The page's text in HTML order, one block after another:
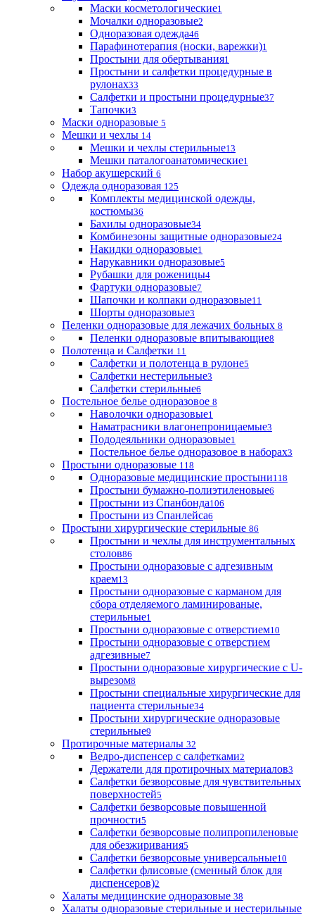
Маски косметологические1
Мочалки одноразовые2
Одноразовая одежда46
Парафинотерапия (носки, варежки)1
Простыни для обертывания1
Простыни и салфетки процедурные в
рулонах33
Салфетки и простыни процедурные37
Тапочки3
Маски одноразовые 5
Мешки и чехлы 14
Мешки и чехлы стерильные13
Мешки паталогоанатомические1
Набор акушерский 6
Одежда одноразовая 125
Комплекты медицинской одежды,
костюмы36
Бахилы одноразовые34
Комбинезоны защитные одноразовые24
Накидки одноразовые1
Нарукавники одноразовые5
Рубашки для роженицы4
Фартуки одноразовые7
Шапочки и колпаки одноразовые11
Шорты одноразовые3
Пеленки одноразовые для лежачих больных 8
Пеленки одноразовые впитывающие8
Полотенца и Салфетки 11
Салфетки и полотенца в рулоне5
Салфетки нестерильные3
Салфетки стерильные6
Постельное белье одноразовое 8
Наволочки одноразовые1
Наматрасники влагонепроницаемые3
Пододеяльники одноразовые1
Постельное белье одноразовое в наборах3
Простыни одноразовые 118
Одноразовые медицинские простыни118
Простыни бумажно-полиэтиленовые6
Простыни из Спанбонда106
Простыни из Спанлейса6
Простыни хирургические стерильные 86
Простыни и чехлы для инструментальных
столов86
Простыни одноразовые с адгезивным
краем13
Простыни одноразовые с карманом для
сбора отделяемого ламинированые,
стерильные1
Простыни одноразовые с отверстием10
Простыни одноразовые с отверстием
адгезивные7
Простыни одноразовые хирургические с U-
вырезом8
Простыни специальные хирургические для
пациента стерильные34
Простыни хирургические одноразовые
стерильные9
Протирочные материалы 32
Ведро-диспенсер с салфетками2
Держатели для протирочных материалов3
Салфетки безворсовые для чувствительных
поверхностей5
Салфетки безворсовые повышенной
прочности5
Салфетки безворсовые полипропиленовые
для обезжиривания5
Салфетки безворсовые универсальные10
Салфетки флисовые (сменный блок для
диспенсеров)2
Халаты медицинские одноразовые 38
Халаты одноразовые стерильные и нестерильные